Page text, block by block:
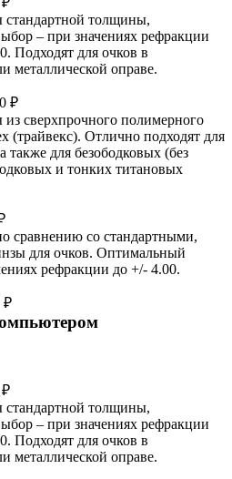
толщины,
– при значениях рефракции
Подходят для очков в
металлической оправе.
0 ₽
сверхпрочного полимерного
(трайвекс). Отлично подходят для
также для безободковых (без
и тонких титановых
сравнению со стандартными,
для очков. Оптимальный
рефракции до +/- 4.00.
₽
толщины,
– при значениях рефракции
Подходят для очков в
металлической оправе.